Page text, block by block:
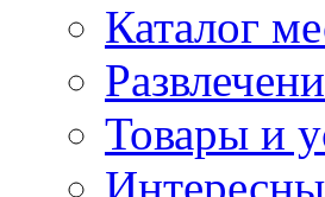
Каталог
Товары и